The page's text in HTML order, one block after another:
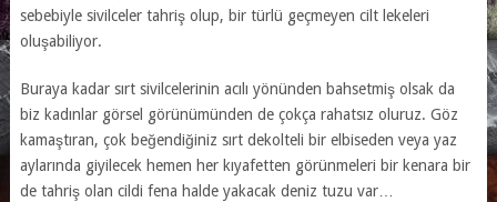
sebebiyle sivilceler tahriş olup, bir türlü geçmeyen cilt lekeleri
oluşabiliyor.
Buraya kadar sırt sivilcelerinin acılı yönünden bahsetmiş olsak da
biz kadınlar görsel görünümünden de çokça rahatsız oluruz. Göz
kamaştıran, çok beğendiğiniz sırt dekolteli bir elbiseden veya yaz
aylarında giyilecek hemen her kıyafetten görünmeleri bir kenara bir
de tahriş olan cildi fena halde yakacak deniz tuzu var…